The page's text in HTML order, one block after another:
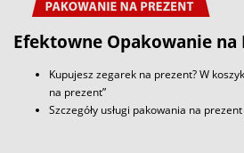
Efektowne Opakowanie na
Kupujesz zegarek na prezent? W
na prezent”
Szczegóły usługi pakowania na